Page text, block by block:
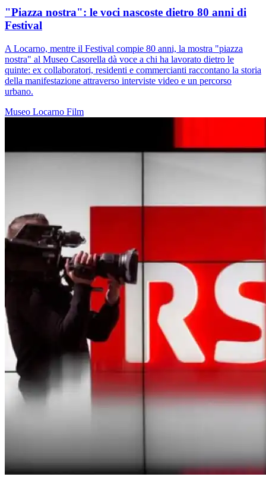
"Piazza nostra": le voci nascoste dietro 80 anni di
Festival
A Locarno, mentre il Festival compie 80 anni, la mostra "piazza
nostra" al Museo Casorella dà voce a chi ha lavorato dietro le
quinte: ex collaboratori, residenti e commercianti raccontano la storia
della manifestazione attraverso interviste video e un percorso
urbano.
Museo Locarno Film